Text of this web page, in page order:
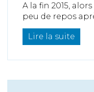
A la fin 2015,
peu de repos
Lire la suite